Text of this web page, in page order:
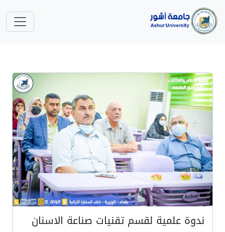
ندوة علمية لقسم تقنيات صناعة الاسنان